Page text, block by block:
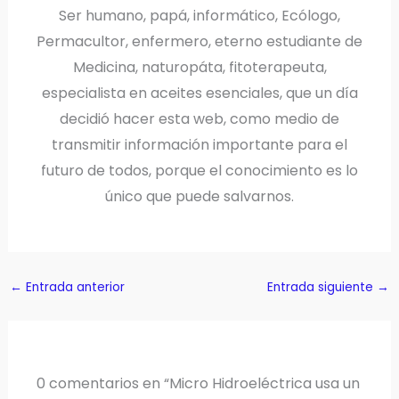
Ser humano, papá, informático, Ecólogo,
Permacultor, enfermero, eterno estudiante de
Medicina, naturopáta, fitoterapeuta,
especialista en aceites esenciales, que un día
decidió hacer esta web, como medio de
transmitir información importante para el
futuro de todos, porque el conocimiento es lo
único que puede salvarnos.
← Entrada anterior Entrada siguiente →
0 comentarios en “Micro Hidroeléctrica usa un